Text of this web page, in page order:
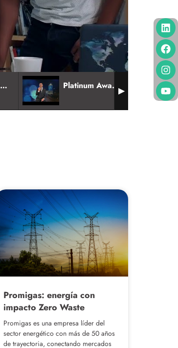
Europa: Global Zero Waste Platinum Awards
Promigas: energía con
impacto Zero Waste
Promigas es una empresa líder del
sector energético con más de 50 años
de trayectoria, conectando mercados